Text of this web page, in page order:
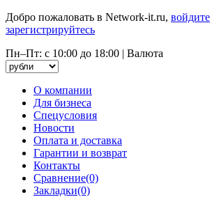
Добро пожаловать в Network-it.ru, войдите
зарегистрируйтесь
Пн–Пт: с 10:00 до 18:00 | Валюта
О компании
Для бизнеса
Спецусловия
Новости
Оплата и доставка
Гарантии и возврат
Контакты
Сравнение(0)
Закладки(0)